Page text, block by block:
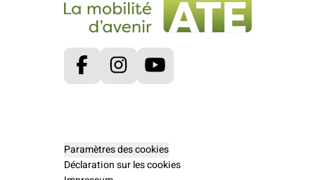
FacebookInstagram
Paramètres des cookies
Déclaration sur les cookies